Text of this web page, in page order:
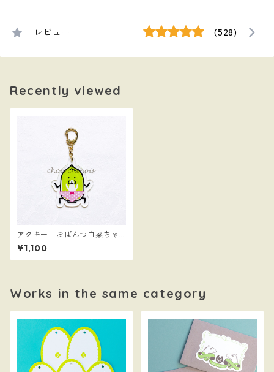
レビュー (528)
Recently viewed
アクキー おぱんつ白菜ちゃ
ん
¥1,100
Works in the same category